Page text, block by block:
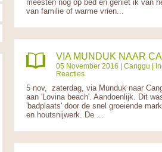
meesten nog op bed en geniet ik van
van familie of warme vrien...
VIA MUNDUK NAAR
05 November 2016 | Canggu |
Reacties
5 nov, zaterdag, via Munduk naar
aan 'Lovina beach'. Aandoenlijk. Dit
'badplaats' door de snel groeiende
en houtsnijwerk. De ...